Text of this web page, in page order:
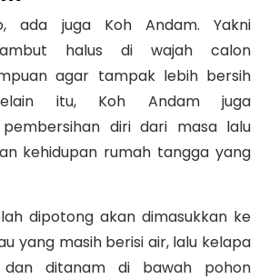
ada juga Koh Andam. Yakni
halus di wajah calon
agar tampak lebih bersih
itu, Koh Andam juga
diri dari masa lalu
kehidupan rumah tangga yang
dipotong akan dimasukkan ke
yang masih berisi air, lalu kelapa
ditanam di bawah pohon